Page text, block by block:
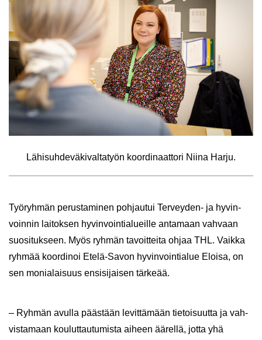
Lä­hi­suh­de­vä­ki­val­ta­työn koor­di­naat­to­ri Niina Harju.
Työ­ryh­män pe­rus­ta­mi­nen poh­jau­tui Terveyden-​ ja hy­vin­
voin­nin lai­tok­sen hy­vin­voin­tia­lueil­le an­ta­maan vah­vaan
suo­si­tuk­seen. Myös ryh­män ta­voit­tei­ta ohjaa THL. Vaik­ka
ryh­mää koor­di­noi Etelä-​Savon hy­vin­voin­tia­lue Eloi­sa, on
sen mo­nia­lai­suus en­si­si­jai­sen tär­ke­ää.
– Ryh­män avul­la pääs­tään le­vit­tä­mään tie­toi­suut­ta ja vah­
vis­ta­maan kou­lut­tau­tu­mis­ta ai­heen ää­rel­lä, jotta yhä